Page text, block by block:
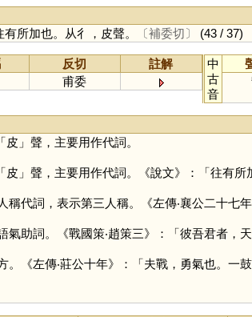
有所加也。从彳，皮聲。 〔補委切〕 (43 / 37)
反切
註解
甫委
中
古
音
皮 」聲，主要用作代詞。
皮 」聲，主要用作代詞。《說文》：「往有
稱代詞，表示第三人稱。《左傳‧襄公二十七
氣助詞。《戰國策‧趙策三》：「彼吾君者，
。《左傳‧莊公十年》：「夫戰，勇氣也。一